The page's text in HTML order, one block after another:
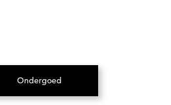
Ondergoed(Opent in een nieuw tabblad)